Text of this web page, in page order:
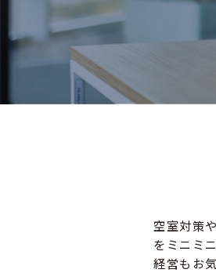
空室対策
をミニミ
経営もお